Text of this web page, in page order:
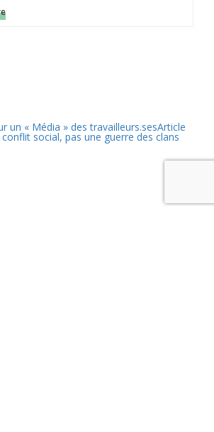
un « Média » des travailleurs.sesArticle
social, pas une guerre des clans